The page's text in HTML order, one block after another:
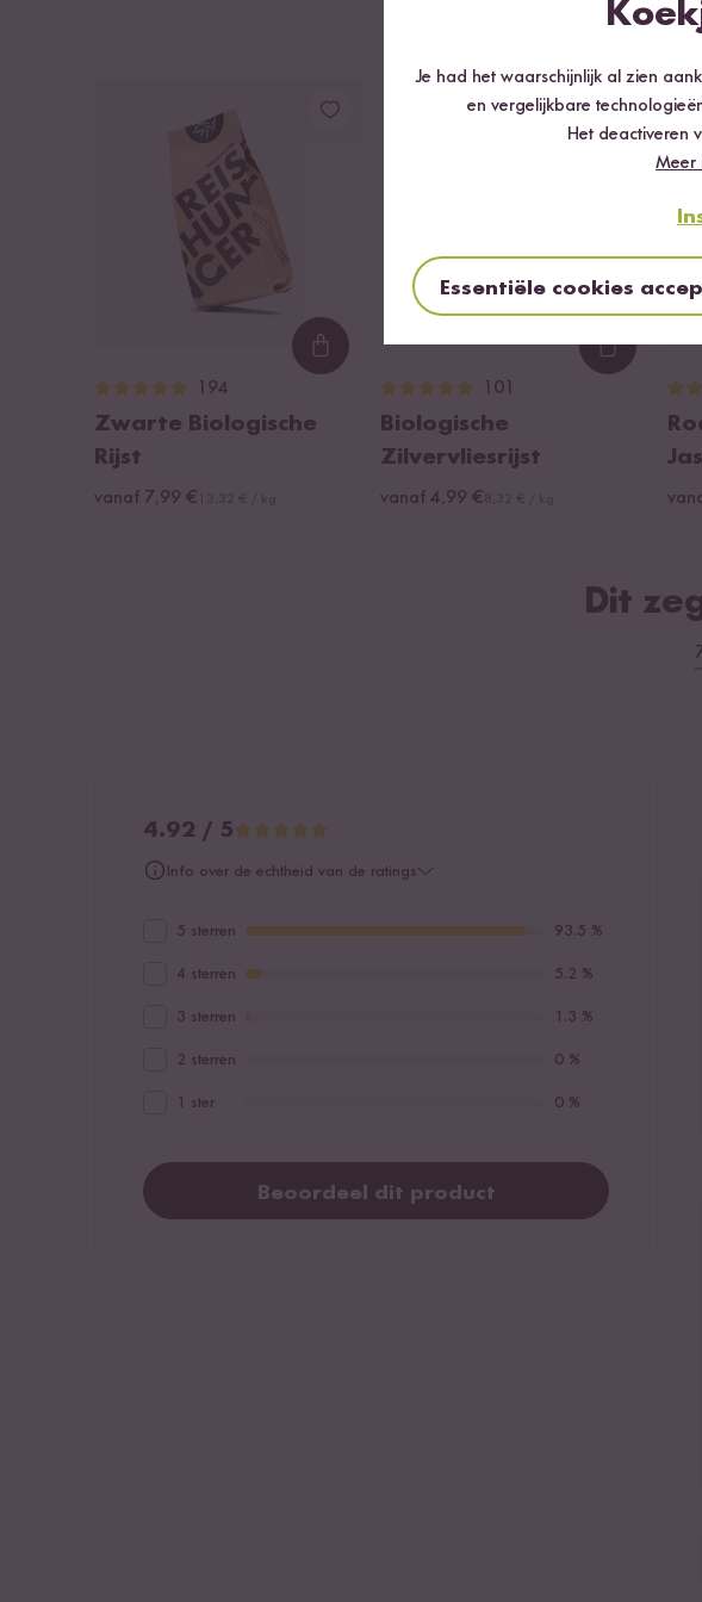
Loading...
194
Zwarte Biologische
Rijst
vanaf 7,99 €
101
Biologische
Zilvervliesrijst
vanaf 4,99 €
Dit
4.92 / 5
Info over de echtheid van de ratings
5 sterren 93.5 %
4 sterren 5.2 %
3 sterren 1.3 %
2 sterren 0 %
1 ster 0 %
Beoordeel dit product
Je had het waarschijnlijk al zien
en vergelijkbare
Het deactiveren
Meer
Essentiële cookies